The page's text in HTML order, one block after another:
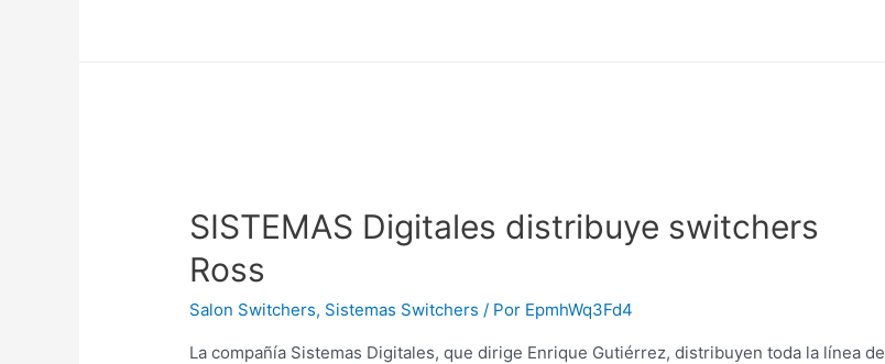
SISTEMAS Digitales distribuye switchers
Ross
Salon Switchers, Sistemas Switchers / Por EpmhWq3Fd4
La compañía Sistemas Digitales, que dirige Enrique Gutiérrez, distribuyen toda la línea de